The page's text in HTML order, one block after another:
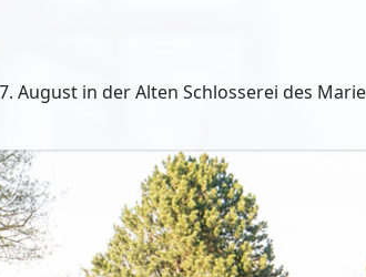
August in der Alten Schlosserei des